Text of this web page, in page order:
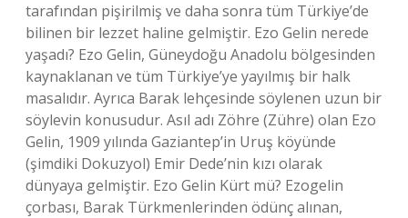
tarafından pişirilmiş ve daha sonra tüm Türkiye’de
bilinen bir lezzet haline gelmiştir. Ezo Gelin nerede
yaşadı? Ezo Gelin, Güneydoğu Anadolu bölgesinden
kaynaklanan ve tüm Türkiye’ye yayılmış bir halk
masalıdır. Ayrıca Barak lehçesinde söylenen uzun bir
söylevin konusudur. Asıl adı Zöhre (Zühre) olan Ezo
Gelin, 1909 yılında Gaziantep’in Uruş köyünde
(şimdiki Dokuzyol) Emir Dede’nin kızı olarak
dünyaya gelmiştir. Ezo Gelin Kürt mü? Ezogelin
çorbası, Barak Türkmenlerinden ödünç alınan,